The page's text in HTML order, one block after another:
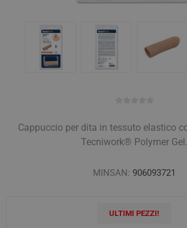
Cappuccio per dita in tessuto elastico
Tecniwork® Polymer Gel.
MINSAN: 906093721
ULTIMI PEZZI!